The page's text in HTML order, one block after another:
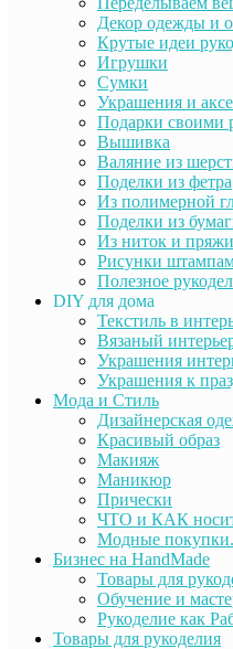
Декор одежды и
Крутые идеи
Игрушки
Сумки
Украшения и
Подарки своими
Вышивка
Валяние из
Поделки из фетра
Из полимерной
Поделки из
Из ниток и пряжи
Рисунки
Полезное
DIY для дома
Текстиль в
Вязаный
Украшения
Украшения к
Мода и Стиль
Дизайнерская
Красивый образ
Макияж
Маникюр
Прически
ЧТО и КАК
Модные
Бизнес на HandMade
Товары для
Обучение и
Рукоделие как
Товары для рукоделия